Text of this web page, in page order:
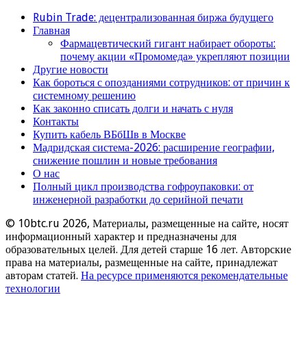
Rubin Trade: децентрализованная биржа будущего
Главная
Фармацевтический гигант набирает обороты:
почему акции «Промомеда» укрепляют позиции
Другие новости
Как бороться с опозданиями сотрудников: от причин к
системному решению
Как законно списать долги и начать с нуля
Контакты
Купить кабель ВБбШв в Москве
Мадридская система-2026: расширение географии,
снижение пошлин и новые требования
О нас
Полный цикл производства гофроупаковки: от
инженерной разработки до серийной печати
© 10btc.ru 2026, Материалы, размещенные на сайте, носят
информационный характер и предназначены для
образовательных целей. Для детей старше 16 лет. Авторские
права на материалы, размещенные на сайте, принадлежат
авторам статей. На ресурсе применяются рекомендательные
технологии